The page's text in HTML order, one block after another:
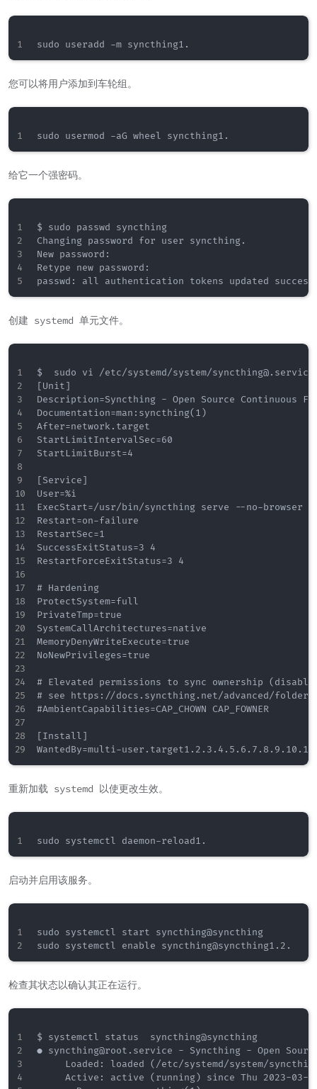
您可以将用户添加到车轮组。
给它一个强密码。
$ sudo passwd syncthing
Changing password for user syncthing.
New password:
Retype new password:
创建 systemd 单元文件。
$  sudo vi /etc/systemd/system/syncthing@.service
[Unit]
Description=Syncthing - Open Source Continuous
Documentation=man:syncthing(1)
After=network.target
StartLimitIntervalSec=60
StartLimitBurst=4
[Service]
User=%i
ExecStart=/usr/bin/syncthing serve --no-browser
Restart=on-failure
RestartSec=1
SuccessExitStatus=3 4
RestartForceExitStatus=3 4
# Hardening
ProtectSystem=full
PrivateTmp=true
SystemCallArchitectures=native
MemoryDenyWriteExecute=true
NoNewPrivileges=true
# Elevated permissions to sync ownership
# see https://docs.syncthing.net/advanced/folder-
#AmbientCapabilities=CAP_CHOWN CAP_FOWNER
[Install]
重新加载 systemd 以使更改生效。
启动并启用该服务。
sudo systemctl start syncthing@syncthing
检查其状态以确认其正在运行。
$ systemctl status  syncthing@syncthing
● syncthing@root.service - Syncthing - Open
Loaded: loaded (/etc/systemd/system/
Active: active (running) since Thu 2023-03-